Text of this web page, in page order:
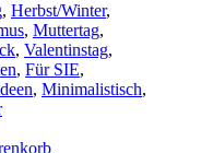
, Herbst/Winter,
, Muttertag,
, Valentinstag,
, Für SIE,
, Minimalistisch,